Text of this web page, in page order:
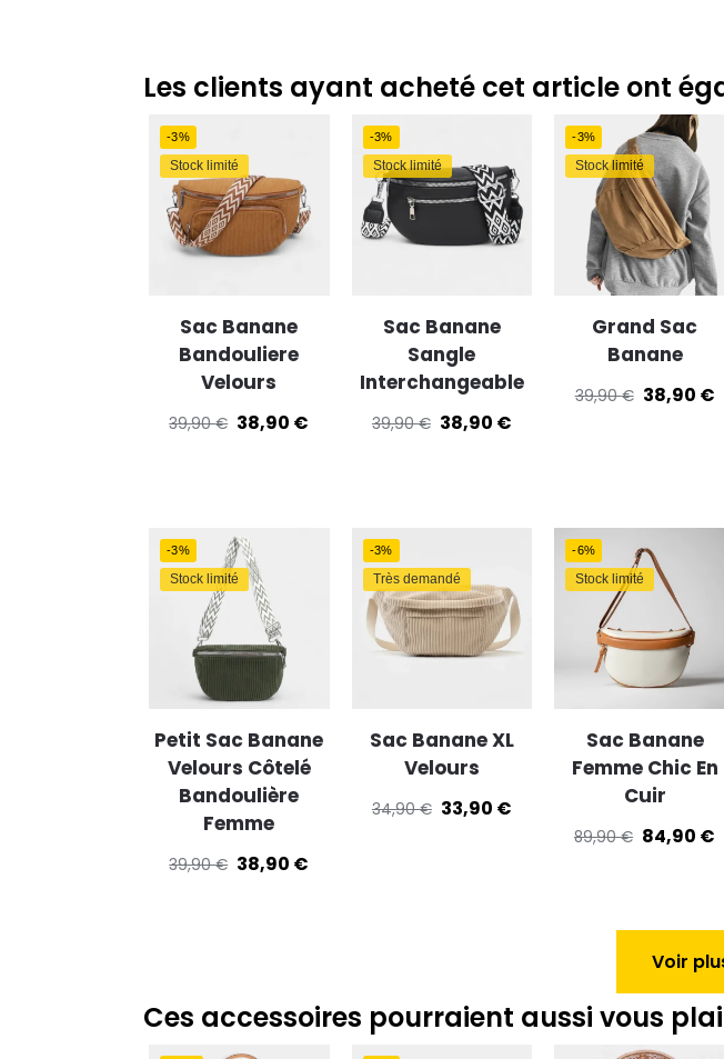
Les clients ayant acheté cet article ont
-3%
Stock limité
Sac Banane
Bandouliere
Velours
39,90€ 38,90 €
-3%
Stock limité
Sac Banane
Sangle
Interchangeable
39,90€ 38,90 €
-3%
Stock limité
Grand Sac
Banane
39,90€ 38,90 €
-3%
Stock limité
Petit Sac Banane
Velours Côtelé
Bandoulière
Femme
39,90€ 38,90 €
-3%
Très demandé
Sac Banane XL
Velours
34,90€ 33,90 €
-6%
Stock limité
Sac Banane
Femme Chic En
Cuir
89,90€ 84,90 €
Voir
Ces accessoires pourraient aussi vous